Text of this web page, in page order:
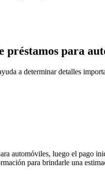
para
a determinar detalles
automóviles, luego el pago
para brindarle una